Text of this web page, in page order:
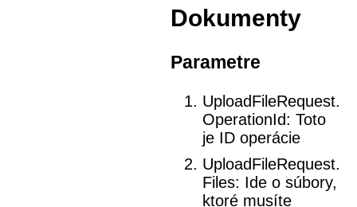
Dokumenty
Parametre
UploadFileRequest.
OperationId: Toto
je ID operácie
UploadFileRequest.
Files: Ide o súbory,
ktoré musíte